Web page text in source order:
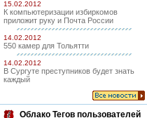
15.02.2012
К компьютеризации избиркомов
приложит руку и Почта России
14.02.2012
550 камер для Тольятти
14.02.2012
В Сургуте преступников будет знать
каждый
Облако Тегов пользователей